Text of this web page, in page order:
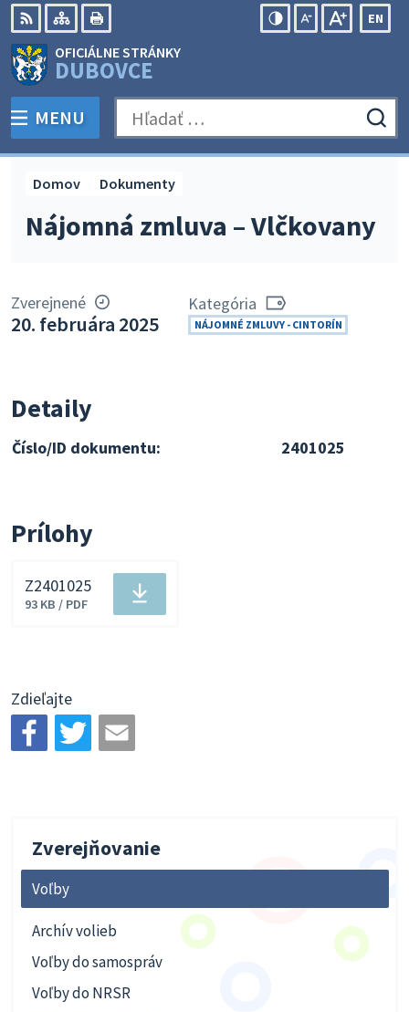
Preskočiť
na
obsah
RSS Mapa
EN
OFICIÁLNE STRÁNKY
DUBOVCE
PREPNÚŤ
MENU Hľadať:
Nájomná zmluva – Vlčkovany
Domov Dokumenty
Zverejnené
20. februára 2025
Kategória
NÁJOMNÉ ZMLUVY - CINTORÍN
Detaily
Číslo/ID dokumentu: 2401025
Prílohy
Stiahnuť
Z2401025
93 KB / PDF
Zdieľajte
Zverejňovanie
Voľby
Archív volieb
Voľby do samospráv
Voľby do NRSR